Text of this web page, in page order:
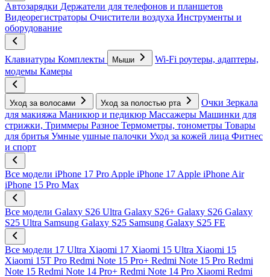
Автозарядки Держатели для телефонов и планшетов
Видеорегистраторы Очистители воздуха Инструменты и
оборудование
Клавиатуры Комплекты Мыши
Wi-Fi роутеры, адаптеры,
модемы Камеры
Уход за волосами Уход за полостью рта Очки Зеркала
для макияжа Маникюр и педикюр Массажеры Машинки для
стрижки, Триммеры Разное Термометры, тонометры Товары
для бритья Умные ушные палочки Уход за кожей лица Фитнес
и спорт
Все модели iPhone 17 Pro Apple iPhone 17 Apple iPhone Air
iPhone 15 Pro Max
Все модели Galaxy S26 Ultra Galaxy S26+ Galaxy S26 Galaxy
S25 Ultra Samsung Galaxy S25 Samsung Galaxy S25 FE
Все модели 17 Ultra Xiaomi 17 Xiaomi 15 Ultra Xiaomi 15
Xiaomi 15T Pro Redmi Note 15 Pro+ Redmi Note 15 Pro Redmi
Note 15 Redmi Note 14 Pro+ Redmi Note 14 Pro Xiaomi Redmi